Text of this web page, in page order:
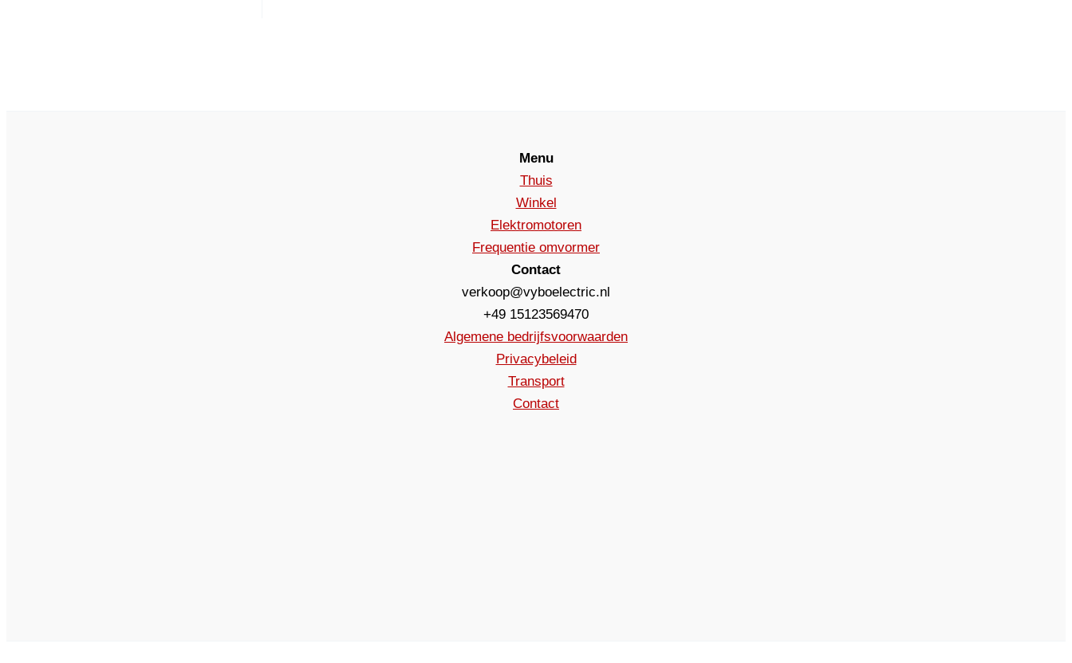
Menu
Thuis
Winkel
Elektromotoren
Frequentie omvormer
Contact
verkoop@vyboelectric.nl
+49 15123569470
Algemene bedrijfsvoorwaarden
Privacybeleid
Transport
Contact